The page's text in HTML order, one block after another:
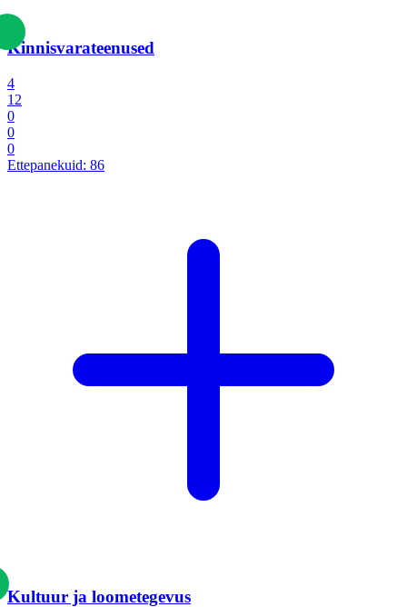
Kinnisvarateenused
4
12
0
0
0
Ettepanekuid: 86
Kultuur ja loometegevus